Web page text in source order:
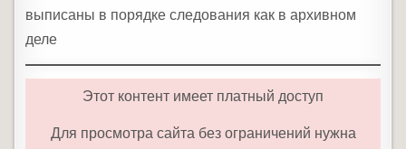
выписаны в порядке следования как в архивном
деле
Этот контент имеет платный доступ
Для просмотра сайта без ограничений нужна